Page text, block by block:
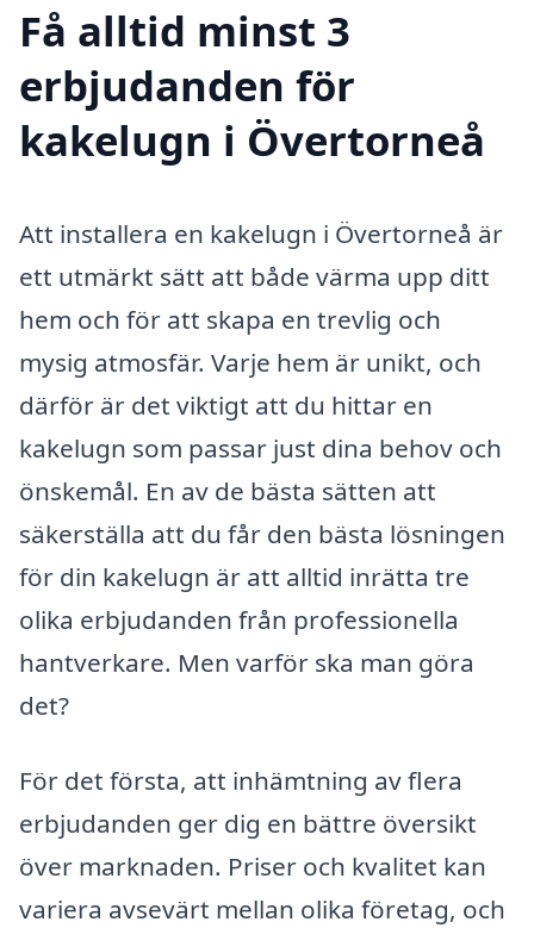
Få alltid minst 3
erbjudanden för
kakelugn i Övertorneå
Att installera en kakelugn i Övertorneå är
ett utmärkt sätt att både värma upp ditt
hem och för att skapa en trevlig och
mysig atmosfär. Varje hem är unikt, och
därför är det viktigt att du hittar en
kakelugn som passar just dina behov och
önskemål. En av de bästa sätten att
säkerställa att du får den bästa lösningen
för din kakelugn är att alltid inrätta tre
olika erbjudanden från professionella
hantverkare. Men varför ska man göra
det?
För det första, att inhämtning av flera
erbjudanden ger dig en bättre översikt
över marknaden. Priser och kvalitet kan
variera avsevärt mellan olika företag, och